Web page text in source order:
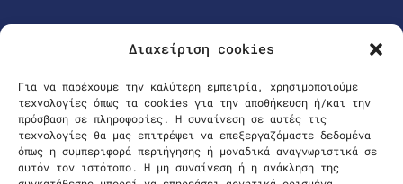
Διαχείριση cookies
Για να παρέχουμε την καλύτερη εμπειρία, χρησιμοποιούμε
τεχνολογίες όπως τα cookies για την αποθήκευση ή/και την
πρόσβαση σε πληροφορίες. Η συναίνεση σε αυτές τις
τεχνολογίες θα μας επιτρέψει να επεξεργαζόμαστε δεδομένα
όπως η συμπεριφορά περιήγησης ή μοναδικά αναγνωριστικά σε
αυτόν τον ιστότοπο. Η μη συναίνεση ή η ανάκληση της
Ασφαλείς Πληρωμές